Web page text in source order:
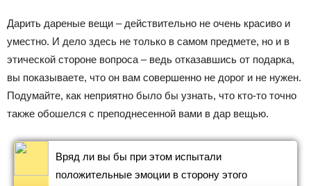
Дарить дареные вещи – действительно не очень красиво и
уместно. И дело здесь не только в самом предмете, но и в
этической стороне вопроса – ведь отказавшись от подарка,
вы показываете, что он вам совершенно не дорог и не нужен.
Подумайте, как неприятно было бы узнать, что кто-то точно
также обошелся с преподнесенной вами в дар вещью.
Вряд ли вы бы при этом испытали
положительные эмоции в сторону этого